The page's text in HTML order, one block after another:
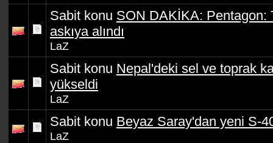
Sabit konu SON DAKİKA: Pentagon:
askıya alındı
LaZ
Sabit konu Nepal'deki sel ve toprak
yükseldi
LaZ
Sabit konu Beyaz Saray'dan yeni S-
LaZ